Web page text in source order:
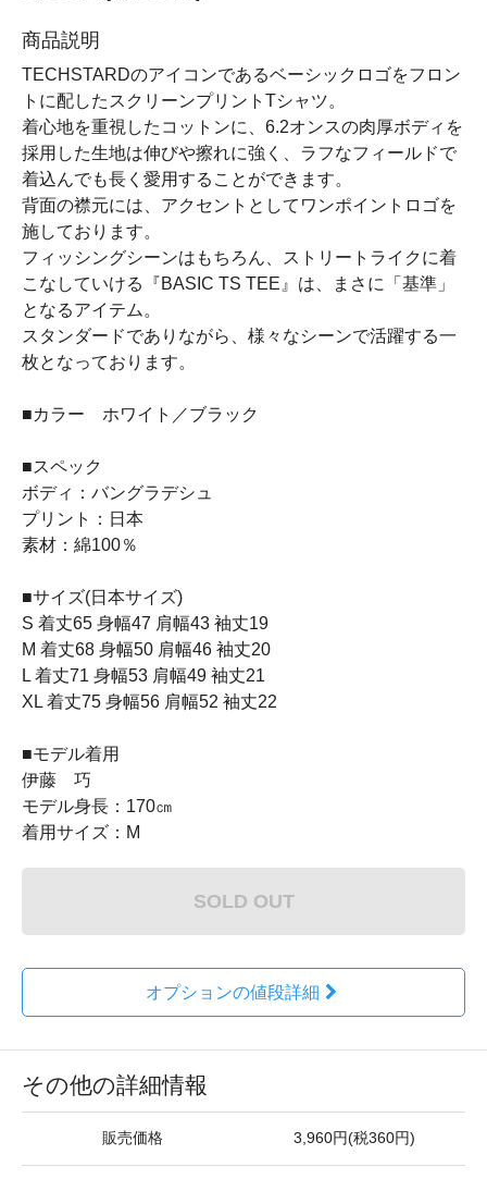
商品説明
TECHSTARDのアイコンであるベーシックロゴをフロン
トに配したスクリーンプリントTシャツ。
着心地を重視したコットンに、6.2オンスの肉厚ボディを
採用した生地は伸びや擦れに強く、ラフなフィールドで
着込んでも長く愛用することができます。
背面の襟元には、アクセントとしてワンポイントロゴを
施しております。
フィッシングシーンはもちろん、ストリートライクに着
こなしていける『BASIC TS TEE』は、まさに「基準」
となるアイテム。
スタンダードでありながら、様々なシーンで活躍する一
枚となっております。
■カラー ホワイト／ブラック
■スペック
ボディ：バングラデシュ
プリント：日本
素材：綿100％
■サイズ(日本サイズ)
S 着丈65 身幅47 肩幅43 袖丈19
M 着丈68 身幅50 肩幅46 袖丈20
L 着丈71 身幅53 肩幅49 袖丈21
XL 着丈75 身幅56 肩幅52 袖丈22
■モデル着用
伊藤 巧
モデル身長：170㎝
着用サイズ：M
SOLD OUT
オプションの値段詳細
その他の詳細情報
販売価格 3,960円(税360円)